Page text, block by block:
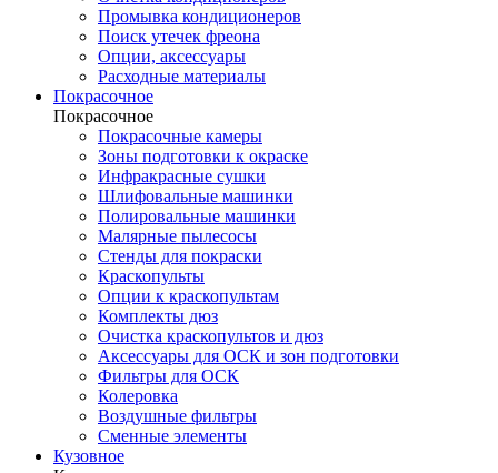
Промывка кондиционеров
Поиск утечек фреона
Опции, аксессуары
Расходные материалы
Покрасочное
Покрасочное
Покрасочные камеры
Зоны подготовки к окраске
Инфракрасные сушки
Шлифовальные машинки
Полировальные машинки
Малярные пылесосы
Стенды для покраски
Краскопульты
Опции к краскопультам
Комплекты дюз
Очистка краскопультов и дюз
Аксессуары для ОСК и зон подготовки
Фильтры для ОСК
Колеровка
Воздушные фильтры
Сменные элементы
Кузовное